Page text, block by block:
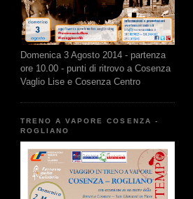
Domenica 3 Agosto 2014 - partenza
ore 10.00 - punti di ritrovo a Cosenza
Vaglio Lise e Cosenza Centro
TRENO A VAPORE COSENZA -
ROGLIANO